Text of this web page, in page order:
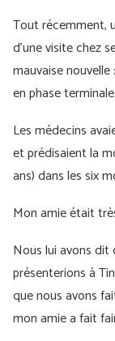
Tout récemment,
d'une visite chez
mauvaise
en phase terminale.
Les médecins
et prédisaient la
ans) dans les six
Mon amie était
Nous lui avons dit
présenterions à
que nous avons
mon amie a fait